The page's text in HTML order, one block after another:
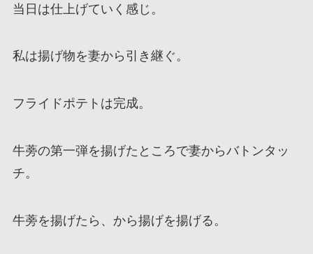
当日は仕上げていく感じ。
私は揚げ物を妻から引き継ぐ。
フライドポテトは完成。
牛蒡の第一弾を揚げたところで妻からバトンタッ
チ。
牛蒡を揚げたら、から揚げを揚げる。